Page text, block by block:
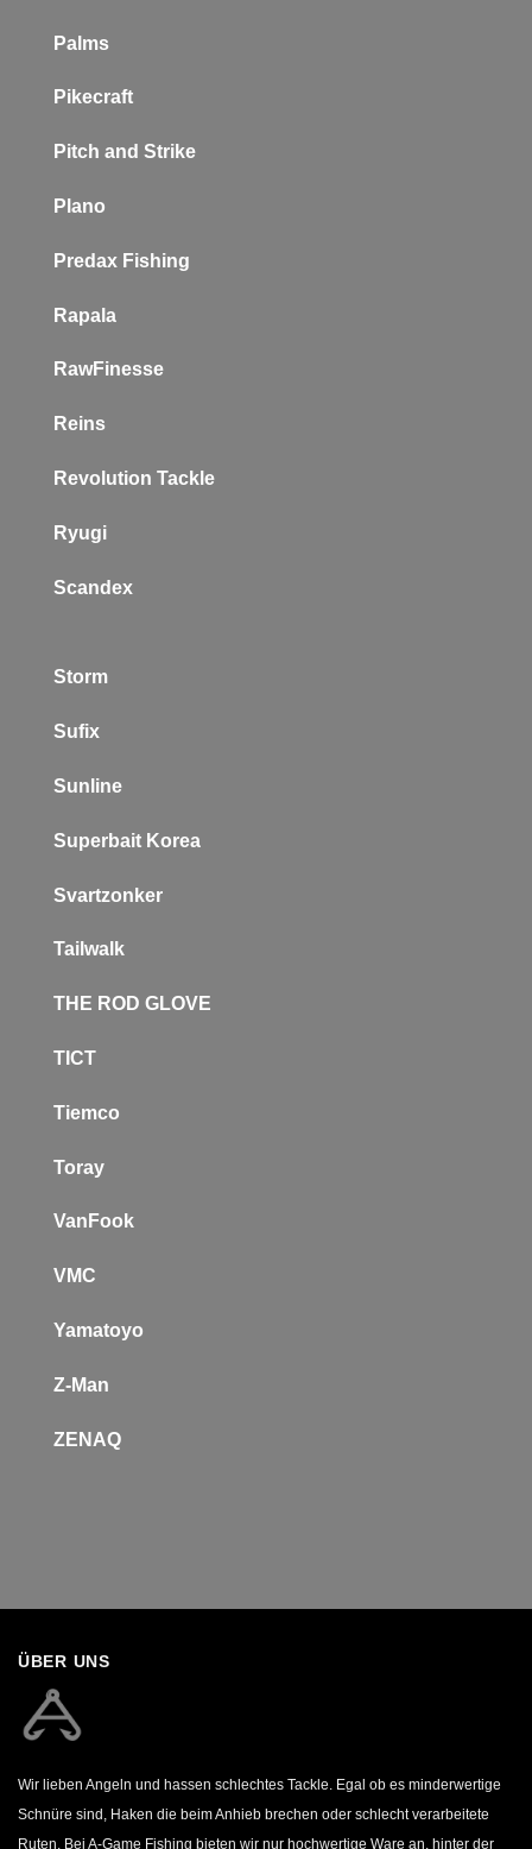
Palms
Pikecraft
Pitch and Strike
Plano
Predax Fishing
Rapala
RawFinesse
Reins
Revolution Tackle
Ryugi
Scandex
Storm
Sufix
Sunline
Superbait Korea
Svartzonker
Tailwalk
THE ROD GLOVE
TICT
Tiemco
Toray
VanFook
VMC
Yamatoyo
Z-Man
ZENAQ
ÜBER UNS
Wir lieben Angeln und hassen schlechtes Tackle. Egal ob es minderwertige
Schnüre sind, Haken die beim Anhieb brechen oder schlecht verarbeitete
Ruten. Bei A-Game Fishing bieten wir nur hochwertige Ware an, hinter der